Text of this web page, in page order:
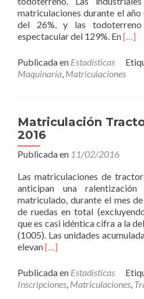
matriculaciones durante el
del 26%, y las
espectacular del 129%. EnRead
2016
[…]
Publicada en Estadísticas
Maquinaria, Matriculaciones
Matriculación
2016
Publicada en 11/02/2016
Las matriculaciones de
anticipan una
matriculado, durante el mes
de ruedas en total
que es casi idéntica cifra a la
(1005). Las unidades
elevanRead
about
Matriculación
Tractores
[…]
Publicada en Estadísticas
Inscripciones, Matriculaciones,